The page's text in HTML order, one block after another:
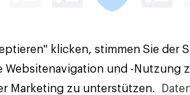
klicken, stimmen Sie der
Websitenavigation und -Nutzung
Marketing zu unterstützen.